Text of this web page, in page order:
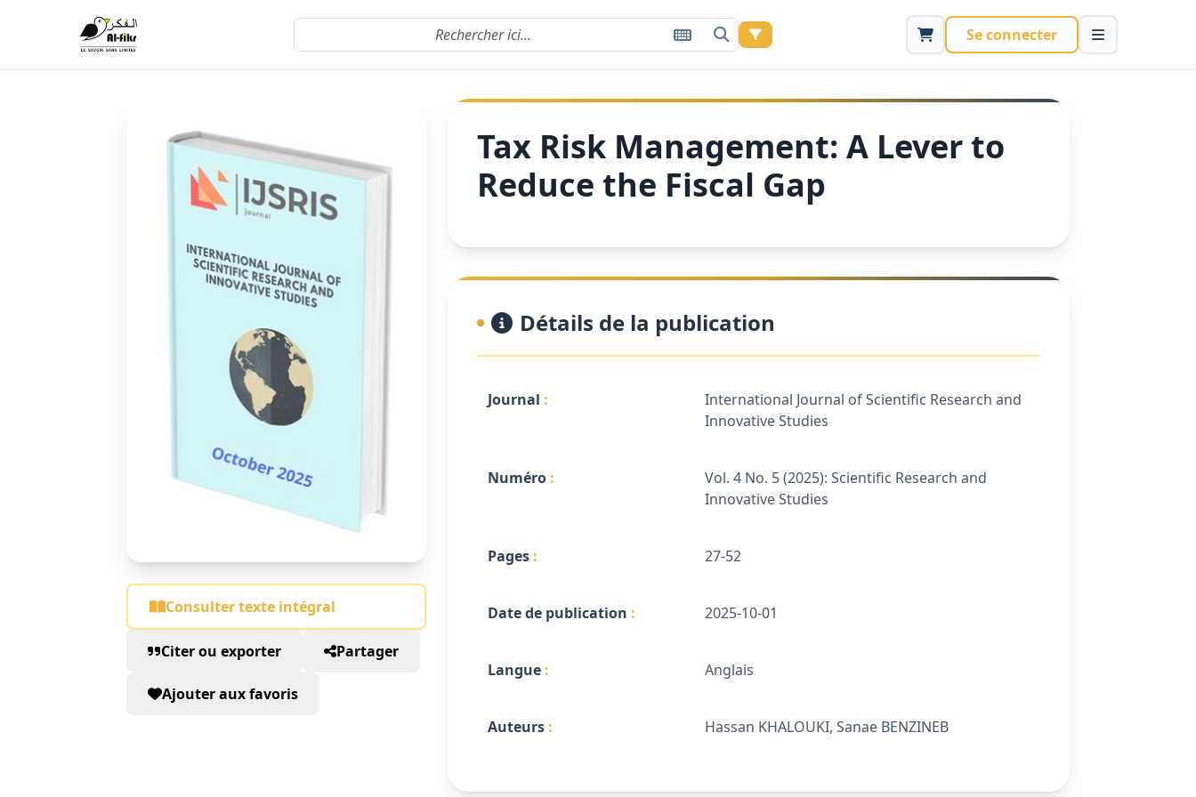
Se connecter
Consulter texte intégral
Citer ou exporter Partager
Ajouter aux favoris
Tax Risk Management: A Lever to
Reduce the Fiscal Gap
Détails de la publication
Journal
International Journal of Scientific Research and
Innovative Studies
Numéro
Vol. 4 No. 5 (2025): Scientific Research and
Innovative Studies
Pages 27-52
Date de publication 2025-10-01
Langue Anglais
Auteurs Hassan KHALOUKI, Sanae BENZINEB